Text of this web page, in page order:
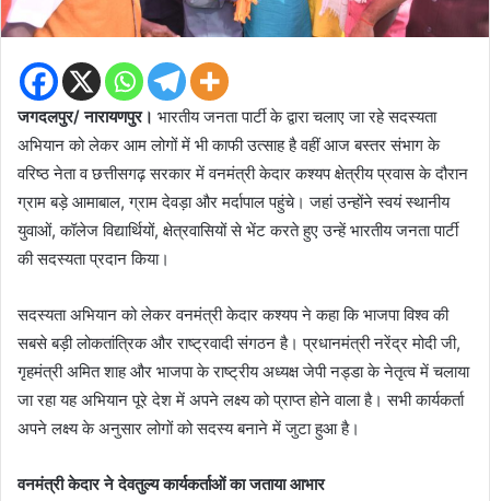
जगदलपुर/ नारायणपुर। भारतीय जनता पार्टी के द्वारा चलाए जा रहे सदस्यता
अभियान को लेकर आम लोगों में भी काफी उत्साह है वहीं आज बस्तर संभाग के
वरिष्ठ नेता व छत्तीसगढ़ सरकार में वनमंत्री केदार कश्यप क्षेत्रीय प्रवास के दौरान
ग्राम बड़े आमाबाल, ग्राम देवड़ा और मर्दापाल पहुंचे। जहां उन्होंने स्वयं स्थानीय
युवाओं, कॉलेज विद्यार्थियों, क्षेत्रवासियों से भेंट करते हुए उन्हें भारतीय जनता पार्टी
की सदस्यता प्रदान किया।
सदस्यता अभियान को लेकर वनमंत्री केदार कश्यप ने कहा कि भाजपा विश्व की
सबसे बड़ी लोकतांत्रिक और राष्ट्रवादी संगठन है। प्रधानमंत्री नरेंद्र मोदी जी,
गृहमंत्री अमित शाह और भाजपा के राष्ट्रीय अध्यक्ष जेपी नड्डा के नेतृत्व में चलाया
जा रहा यह अभियान पूरे देश में अपने लक्ष्य को प्राप्त होने वाला है। सभी कार्यकर्ता
अपने लक्ष्य के अनुसार लोगों को सदस्य बनाने में जुटा हुआ है।
वनमंत्री केदार ने देवतुल्य कार्यकर्ताओं का जताया आभार